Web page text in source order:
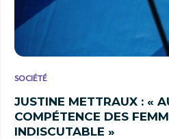
SOCIÉTÉ
JUSTINE METTRAUX : «
COMPÉTENCE DES
INDISCUTABLE »